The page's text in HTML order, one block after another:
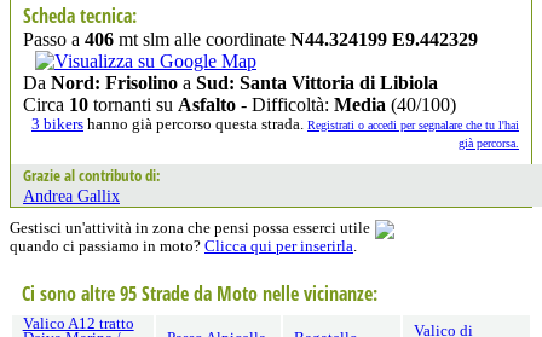
Scheda tecnica:
Passo a 406 mt slm alle coordinate N44.324199 E9.442329
Da Nord: Frisolino a Sud: Santa Vittoria di Libiola
Circa 10 tornanti su Asfalto - Difficoltà: Media (40/100)
3 bikers hanno già percorso questa strada. Registrati o accedi per segnalare che tu l'hai
già percorsa.
Grazie al contributo di:
Andrea Gallix
Gestisci un'attività in zona che pensi possa esserci utile
quando ci passiamo in moto? Clicca qui per inserirla.
Ci sono altre 95 Strade da Moto nelle vicinanze:
Valico A12 tratto
Valico di